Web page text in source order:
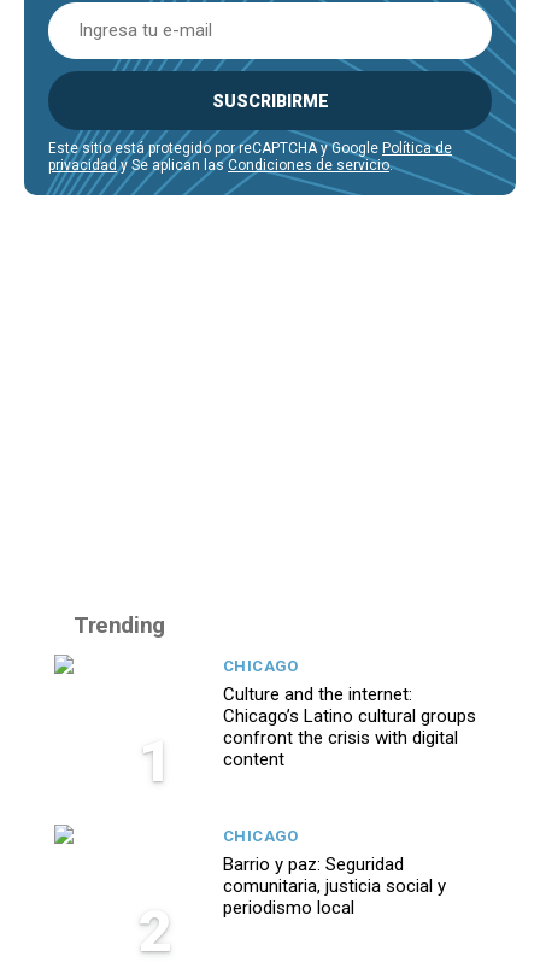
SUSCRIBIRME
Este sitio está protegido por reCAPTCHA y Google Política de
privacidad y Se aplican lasCondiciones de servicio.
Trending
1
CHICAGO
Culture and the internet:
Chicago’s Latino cultural groups
confront the crisis with digital
content
2
CHICAGO
Barrio y paz: Seguridad
comunitaria, justicia social y
periodismo local